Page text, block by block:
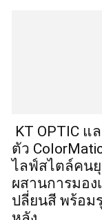
KT OPTIC แ
ตัว
ไลฟ์สไตล์คน
ผสานการมอ
ปลี่ยนสี พร้อม